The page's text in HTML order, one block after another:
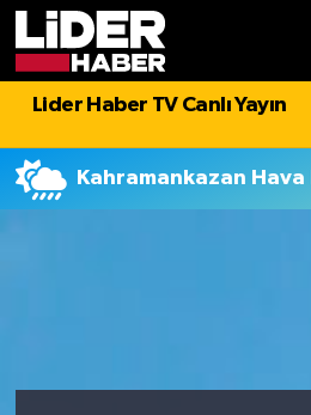
Lider Haber TV Canlı Yayın
Kahramankazan Hava
Politika
Asayiş
Spor
Hava Durumu
İstanbul Namaz Vakitleri
Tüm Manşetler